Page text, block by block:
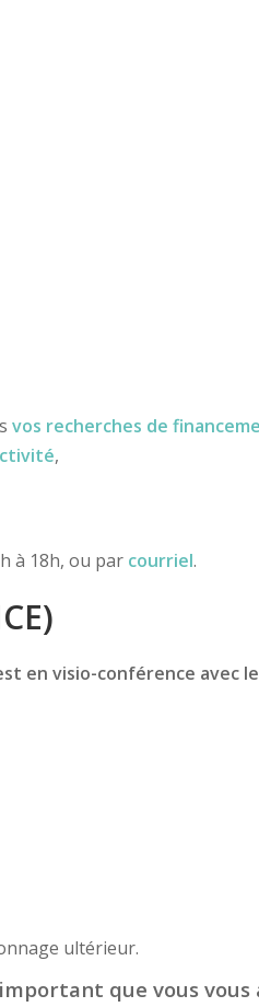
vos recherches de
,
à 18h, ou par courriel.
en visio-conférence avec
ultérieur.
que vous vous